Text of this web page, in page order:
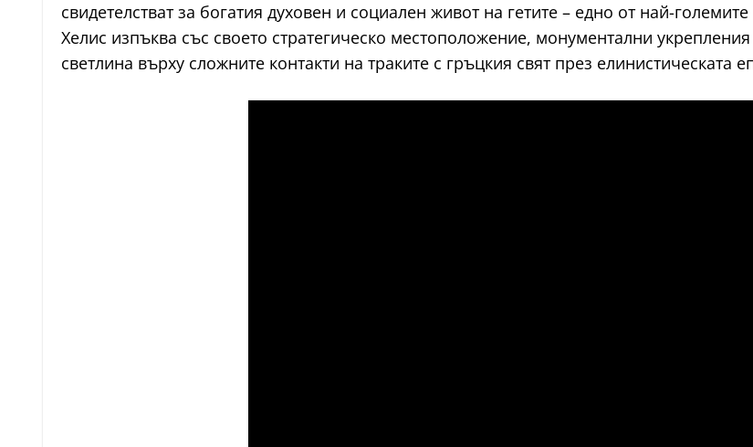
свидетелстват за богатия духовен и социален живот на гетите – едно от най-
Хелис изпъква със своето стратегическо местоположение, монументални
светлина върху сложните контакти на траките с гръцкия свят през елинистическата